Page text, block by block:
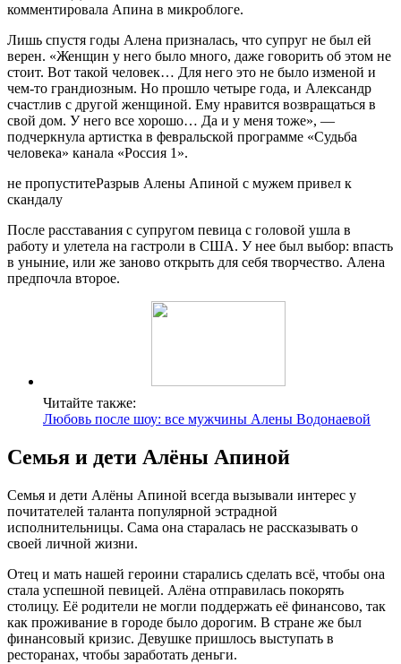
комментировала Апина в микроблоге.
Лишь спустя годы Алена призналась, что супруг не был ей
верен. «Женщин у него было много, даже говорить об этом не
стоит. Вот такой человек… Для него это не было изменой и
чем-то грандиозным. Но прошло четыре года, и Александр
счастлив с другой женщиной. Ему нравится возвращаться в
свой дом. У него все хорошо… Да и у меня тоже», —
подчеркнула артистка в февральской программе «Судьба
человека» канала «Россия 1».
не пропуститеРазрыв Алены Апиной с мужем привел к
скандалу
После расставания с супругом певица с головой ушла в
работу и улетела на гастроли в США. У нее был выбор: впасть
в уныние, или же заново открыть для себя творчество. Алена
предпочла второе.
Читайте также:
Любовь после шоу: все мужчины Алены Водонаевой
Семья и дети Алёны Апиной
Семья и дети Алёны Апиной всегда вызывали интерес у
почитателей таланта популярной эстрадной
исполнительницы. Сама она старалась не рассказывать о
своей личной жизни.
Отец и мать нашей героини старались сделать всё, чтобы она
стала успешной певицей. Алёна отправилась покорять
столицу. Её родители не могли поддержать её финансово, так
как проживание в городе было дорогим. В стране же был
финансовый кризис. Девушке пришлось выступать в
ресторанах, чтобы заработать деньги.